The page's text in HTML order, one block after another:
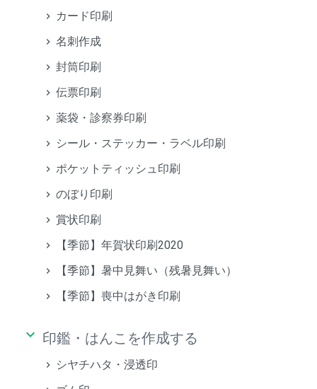
カード印刷
名刺作成
封筒印刷
伝票印刷
薬袋・診察券印刷
シール・ステッカー・ラベル印刷
ポケットティッシュ印刷
のぼり印刷
賞状印刷
【季節】年賀状印刷2020
【季節】暑中見舞い（残暑見舞い）
【季節】喪中はがき印刷
keyboard_arrow_down 印鑑・はんこを作成する
シヤチハタ・浸透印